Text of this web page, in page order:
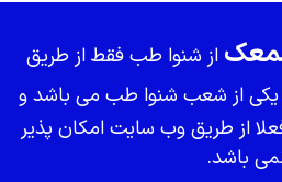
از شنوا طب فقط از طریق
یکی از شعب شنوا طب می باشد و
از طریق وب سایت امکان پذیر
باشد.